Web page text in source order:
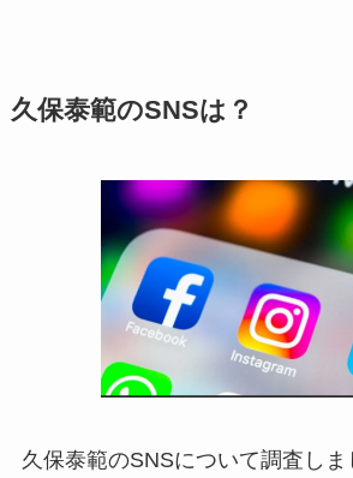
久保泰範のSNSは？
久保泰範のSNSについて調査しま